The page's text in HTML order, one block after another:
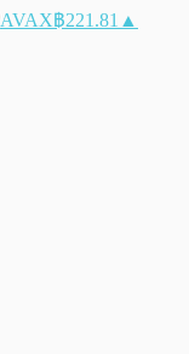
AVAX฿221.81 ▲